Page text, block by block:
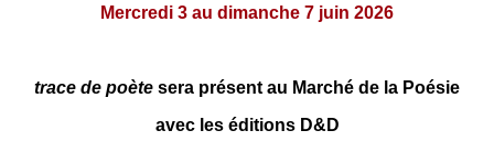
Mercredi 3 au dimanche 7 juin 2026
trace de poète sera présent au Marché de la Poésie
avec les éditions D&D